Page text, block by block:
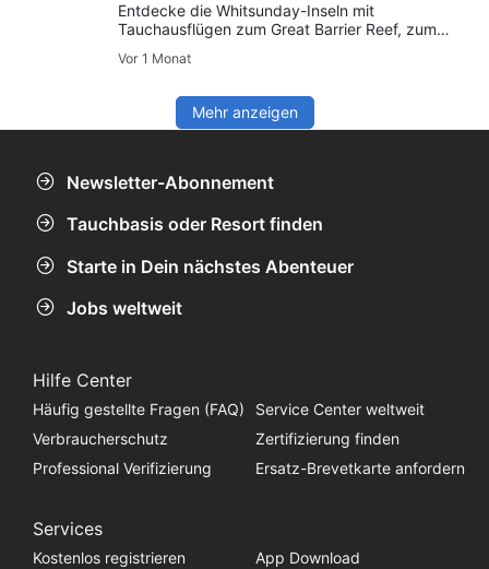
Entdecke die Whitsunday-Inseln mit
Tauchausflügen zum Great Barrier Reef, zum
Meeresfauna, zu den Tauchbedingungen und
Vor 1 Monat
Mehr anzeigen
Newsletter-Abonnement
Tauchbasis oder Resort finden
Starte in Dein nächstes Abenteuer
Jobs weltweit
Hilfe Center
Häufig gestellte Fragen (FAQ)
Service Center weltweit
Verbraucherschutz
Zertifizierung finden
Professional Verifizierung
Ersatz-Brevetkarte anfordern
Services
Kostenlos registrieren
App Download